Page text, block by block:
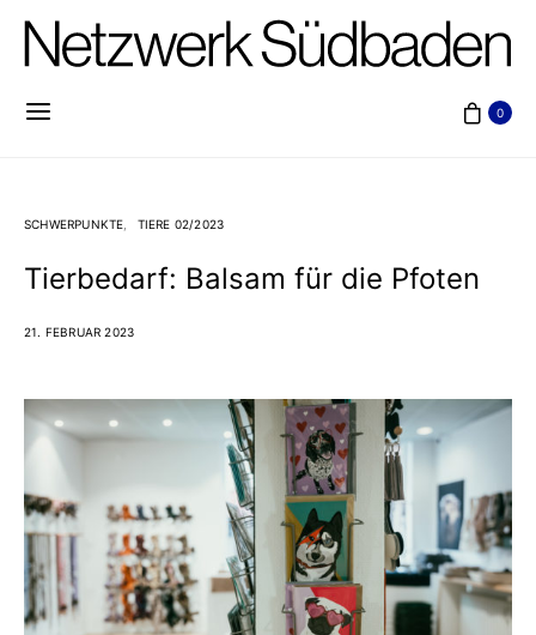
0
SCHWERPUNKTE TIERE 02/2023
Tierbedarf: Balsam für die Pfoten
21. FEBRUAR 2023